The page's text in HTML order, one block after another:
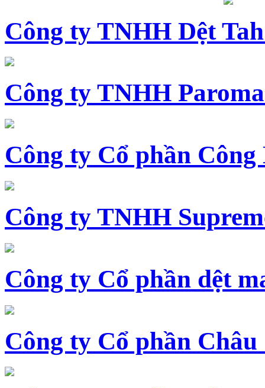
Công ty TNHH Dệt
Công ty TNHH
Công ty Cổ phần Công
Công ty TNHH
Công ty Cổ phần dệt
Công ty Cổ phần Châu